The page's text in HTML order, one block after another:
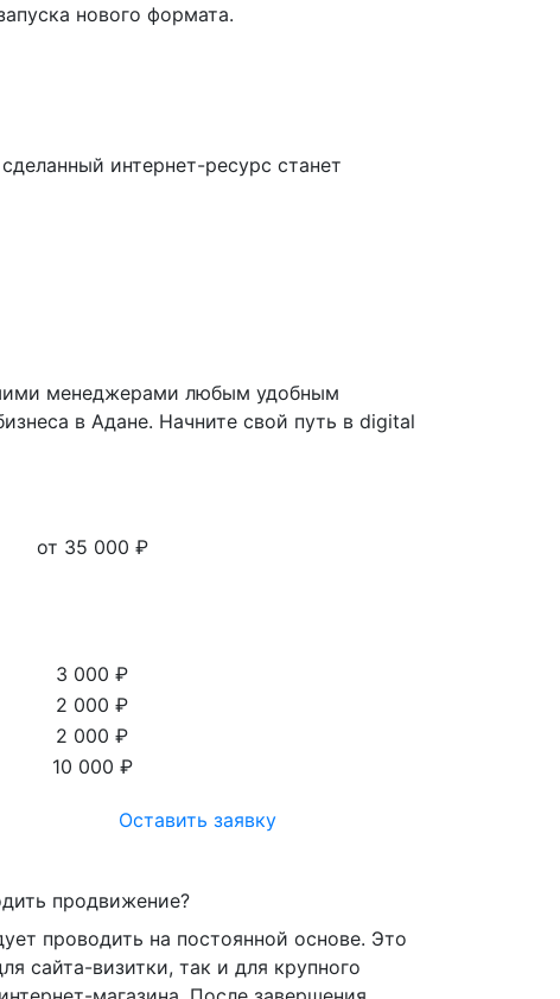
нового формата.
интернет-ресурс станет
менеджерами любым удобным
в Адане. Начните свой путь в digital
от 35 000 ₽
3 000 ₽
2 000 ₽
2 000 ₽
10 000 ₽
Оставить заявку
продвижение?
проводить на постоянной основе. Это
сайта-визитки, так и для крупного